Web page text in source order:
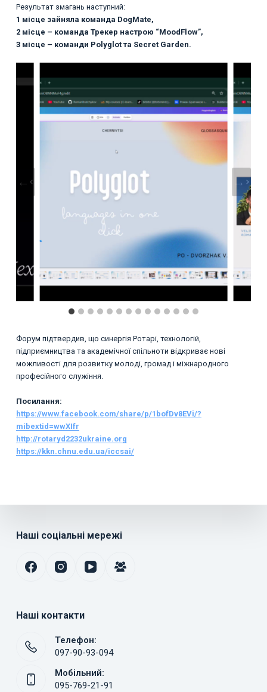
Результат змагань наступний:
1 місце зайняла команда DogMate,
2 місце – команда Трекер настрою “MoodFlow”,
3 місце – команди Polyglot та Secret Garden.
Форум підтвердив, що синергія Ротарі, технологій,
підприємництва та академічної спільноти відкриває нові
можливості для розвитку молоді, громад і міжнародного
професійного служіння.
Посилання:
https://www.facebook.com/share/p/1bofDv8EVi/?
mibextid=wwXIfr
http://rotaryd2232ukraine.org
https://kkn.chnu.edu.ua/iccsai/
Наші соціальні мережі
Наші контакти
Телефон:
097-90-93-094
Мобільний:
095-769-21-91